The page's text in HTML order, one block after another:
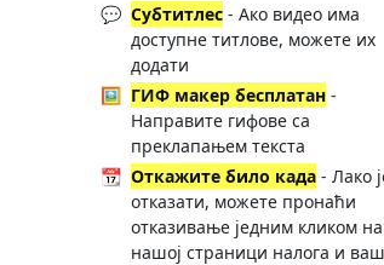
💬 Субтитлес - Ако видео има
доступне титлове, можете их
додати
🖼️ ГИФ макер бесплатан -
Направите гифове са
преклапањем текста
📆 Откажите било када - Лако
отказати, можете пронаћи
отказивање једним кликом на
нашој страници налога и ваш